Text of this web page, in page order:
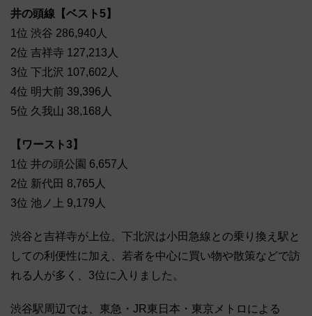
井の頭線【ベスト5】
1位 渋谷 286,940人
2位 吉祥寺 127,213人
3位 下北沢 107,602人
4位 明大前 39,396人
5位 久我山 38,168人
【ワースト3】
1位 井の頭公園 6,657人
2位 新代田 8,765人
3位 池ノ上 9,179人
渋谷と吉祥寺が上位。下北沢は小田急線との乗り換え駅と
しての利便性に加え、若者を中心に買い物や散策などで訪
れる人が多く、3位に入りました。
渋谷駅周辺では、東急・JR東日本・東京メトロによる